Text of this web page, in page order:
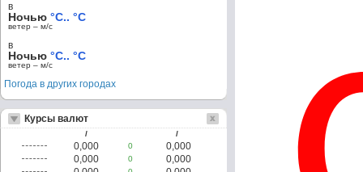
в
Ночью °C.. °C
ветер – м/c
в
Ночью °C.. °C
ветер – м/c
Погода в других городах
Курсы валют
/ /
0,000 0
0,000
0,000
0
0,000